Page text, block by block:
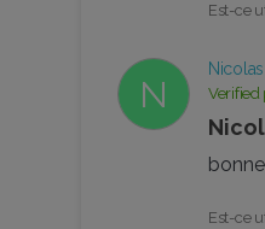
Est-ce
N Verified
Est-ce